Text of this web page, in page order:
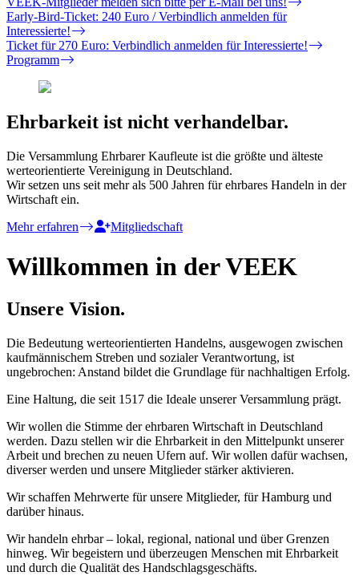
Early-Bird-Ticket: 240 Euro / Verbindlich anmelden für
Interessierte!
Ticket für 270 Euro: Verbindlich anmelden für Interessierte!
Programm
Ehrbarkeit ist nicht verhandelbar.
Die Versammlung Ehrbarer Kaufleute ist die größte und älteste
werteorientierte Vereinigung in Deutschland.
Wir setzen uns seit mehr als 500 Jahren für ehrbares Handeln in der
Wirtschaft ein.
Mehr erfahren
Mitgliedschaft
Willkommen in der VEEK
Unsere Vision.
Die Bedeutung werteorientierten Handelns, ausgewogen zwischen
kaufmännischem Streben und sozialer Verantwortung, ist
ungebrochen: Anstand bildet die Grundlage für nachhaltigen Erfolg.
Eine Haltung, die seit 1517 die Ideale unserer Versammlung prägt.
Wir wollen die Stimme der ehrbaren Wirtschaft in Deutschland
werden. Dazu stellen wir die Ehrbarkeit in den Mittelpunkt unserer
Arbeit und brechen zu neuen Ufern auf. Wir wollen dafür wachsen,
diverser werden und unsere Mitglieder stärker aktivieren.
Wir schaffen Mehrwerte für unsere Mitglieder, für Hamburg und
darüber hinaus.
Wir handeln ehrbar – lokal, regional, national und über Grenzen
hinweg. Wir begeistern und überzeugen Menschen mit Ehrbarkeit
und durch die Qualität des Handschlagsgeschäfts.